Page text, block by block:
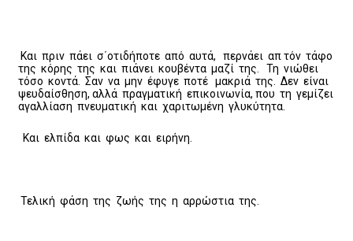
Και πριν πάει σ΄οτιδήποτε από αυτά, περνάει απ τόν τάφο
της κόρης της και πιάνει κουβέντα μαζί της. Τη νιώθει
τόσο κοντά. Σαν να μην έφυγε ποτέ μακριά της. Δεν είναι
ψευδαίσθηση, αλλά πραγματική επικοινωνία, που τη γεμίζει
αγαλλίαση πνευματική και χαριτωμένη γλυκύτητα.
Και ελπίδα και φως και ειρήνη.
Τελική φάση της ζωής της η αρρώστια της.